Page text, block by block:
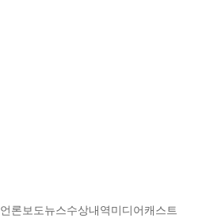
언론보도뉴스수상내역미디어캐스트